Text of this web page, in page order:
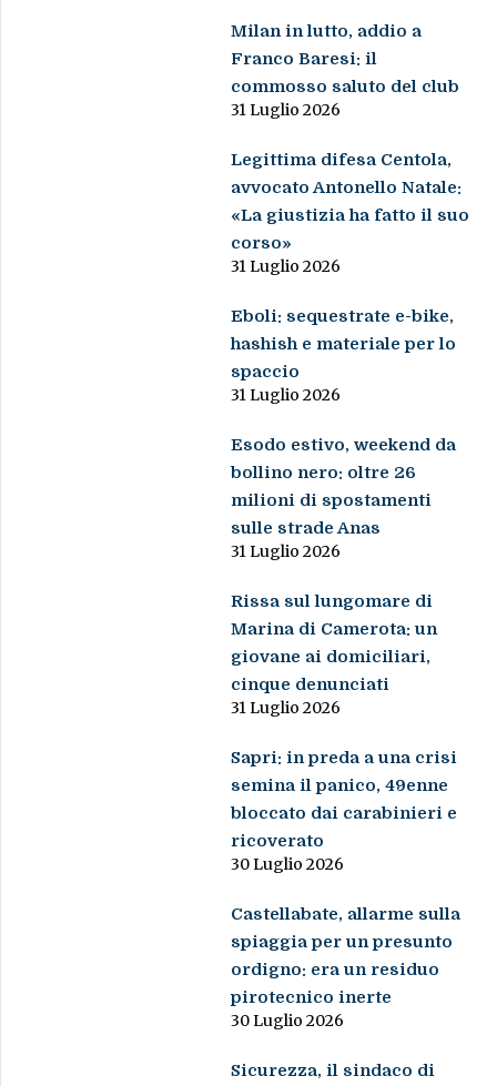
Milan in lutto, addio a
Franco Baresi: il
commosso saluto del club
31 Luglio 2026
Legittima difesa Centola,
avvocato Antonello Natale:
«La giustizia ha fatto il suo
corso»
31 Luglio 2026
Eboli: sequestrate e-bike,
hashish e materiale per lo
spaccio
31 Luglio 2026
Esodo estivo, weekend da
bollino nero: oltre 26
milioni di spostamenti
sulle strade Anas
31 Luglio 2026
Rissa sul lungomare di
Marina di Camerota: un
giovane ai domiciliari,
cinque denunciati
31 Luglio 2026
Sapri: in preda a una crisi
semina il panico, 49enne
bloccato dai carabinieri e
ricoverato
30 Luglio 2026
Castellabate, allarme sulla
spiaggia per un presunto
ordigno: era un residuo
pirotecnico inerte
30 Luglio 2026
Sicurezza, il sindaco di